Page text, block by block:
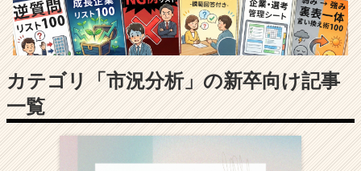
長
企
業
か
ら
ス
ウ
カテゴリ「市況分析」の新卒向け記事
一覧